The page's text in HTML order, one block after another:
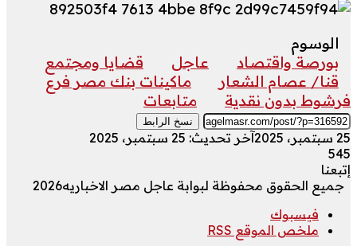
الوسوم
بورصة واقتصاد
عاجل
قضايا ومجتمع
قنا/ عصام الشعار
ماكينات بنك مصر فرع
فرشوط بدون نقدية
متابعات
نسخ الرابط
25 سبتمبر، 2025
آخر تحديث: 25 سبتمبر، 2025
545
إتبعنا
جميع الحقوق محفوظة لبوابة عاجل مصر الاخباريه2026
فيسبوك
ملخص الموقع RSS